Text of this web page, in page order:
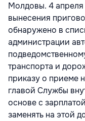
Молдовы. 4 апреля
вынесения
обнаружено в
администрации
транспорта и
приказу о приеме
главой Службы
основе с
заменять на этой